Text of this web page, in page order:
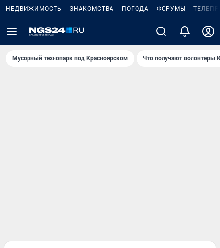
НЕДВИЖИМОСТЬ ЗНАКОМСТВА ПОГОДА ФОРУМЫ
Мусорный технопарк под Крaсноярском Что получают волонтеры